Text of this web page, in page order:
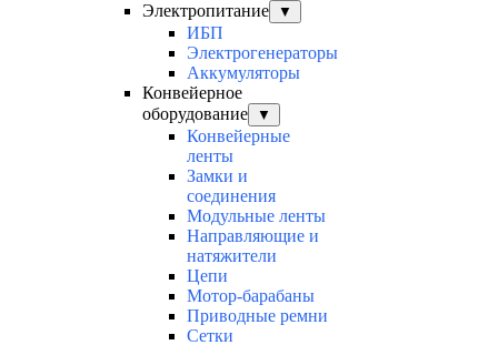
Электропитание
▼
ИБП
Электрогенераторы
Аккумуляторы
Конвейерное
оборудование
▼
Конвейерные
ленты
Замки и
соединения
Модульные ленты
Направляющие и
натяжители
Цепи
Мотор-барабаны
Приводные ремни
Сетки